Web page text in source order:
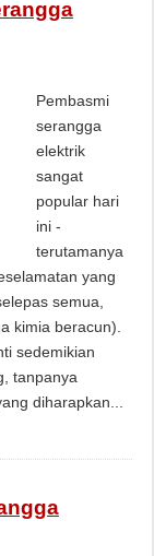
Pembasmi
serangga
elektrik
sangat
popular hari
ini -
terutamanya
yang
semua,
kimia beracun).
sedemikian
tanpanya
diharapkan...